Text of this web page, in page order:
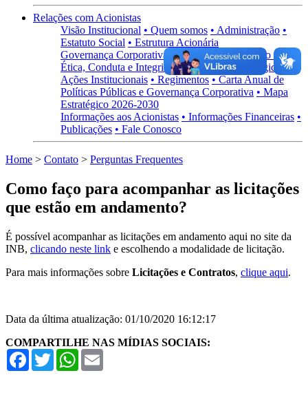
Relações com Acionistas
Visão Institucional • Quem somos • Administração •
Estatuto Social • Estrutura Acionária
Governança Corporativa
• Visão Geral • Código de
Ética, Conduta e Integridade • Políticas Estratégicas •
Ações Institucionais • Regimentos • Carta Anual de
Políticas Públicas e Governança Corporativa • Mapa
Estratégico 2026-2030
Informações aos Acionistas • Informações Financeiras •
Publicações • Fale Conosco
Home > Contato > Perguntas Frequentes
Como faço para acompanhar as licitações
que estão em andamento?
É possível acompanhar as licitações em andamento aqui no site da
INB, clicando neste link e escolhendo a modalidade de licitação.
Para mais informações sobre Licitações e Contratos, clique aqui.
Data da última atualização: 01/10/2020 16:12:17
COMPARTILHE NAS MÍDIAS SOCIAIS:
Facebook
TwitterWhatsApp